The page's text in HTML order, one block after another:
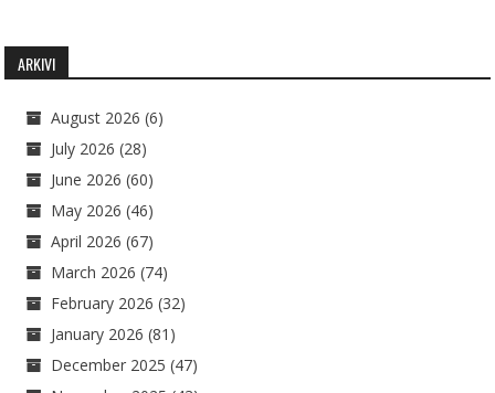
ARKIVI
August 2026 (6)
July 2026 (28)
June 2026 (60)
May 2026 (46)
April 2026 (67)
March 2026 (74)
February 2026 (32)
January 2026 (81)
December 2025 (47)